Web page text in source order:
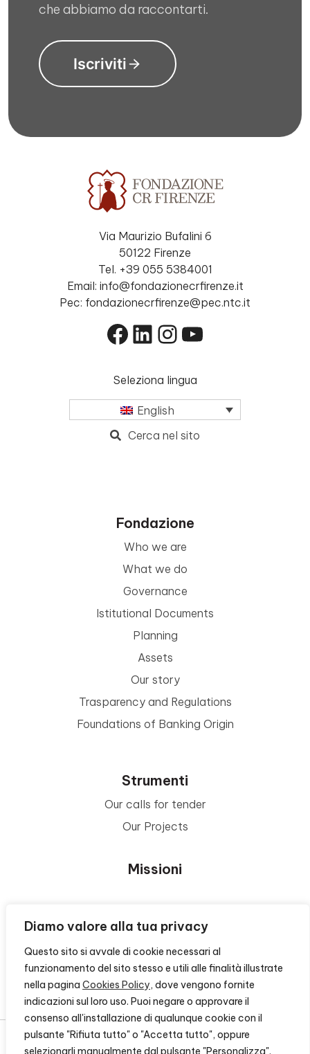
Diamo valore alla tua privacy
Questo sito si avvale di cookie necessari al
funzionamento del sito stesso e utili alle finalità illustrate
nella pagina Cookies Policy, dove vengono fornite
indicazioni sul loro uso. Puoi negare o approvare il
consenso all'installazione di qualunque cookie con il
pulsante "Rifiuta tutto" o "Accetta tutto", oppure
selezionarli manualmente dal pulsante "Personalizza".
che abbiamo da raccontarti.
Iscriviti
Via Maurizio Bufalini 6
50122 Firenze
Tel. +39 055 5384001
Email: info@fondazionecrfirenze.it
Pec: fondazionecrfirenze@pec.ntc.it
Facebook
LinkedIn
Instagram
YouTube
Seleziona lingua
English
Cerca nel sito
Fondazione
Who we are
What we do
Governance
Istitutional Documents
Planning
Assets
Our story
Trasparency and Regulations
Foundations of Banking Origin
Strumenti
Our calls for tender
Our Projects
Missioni
Area Beneficiari
Privacy e Informative
Contacts